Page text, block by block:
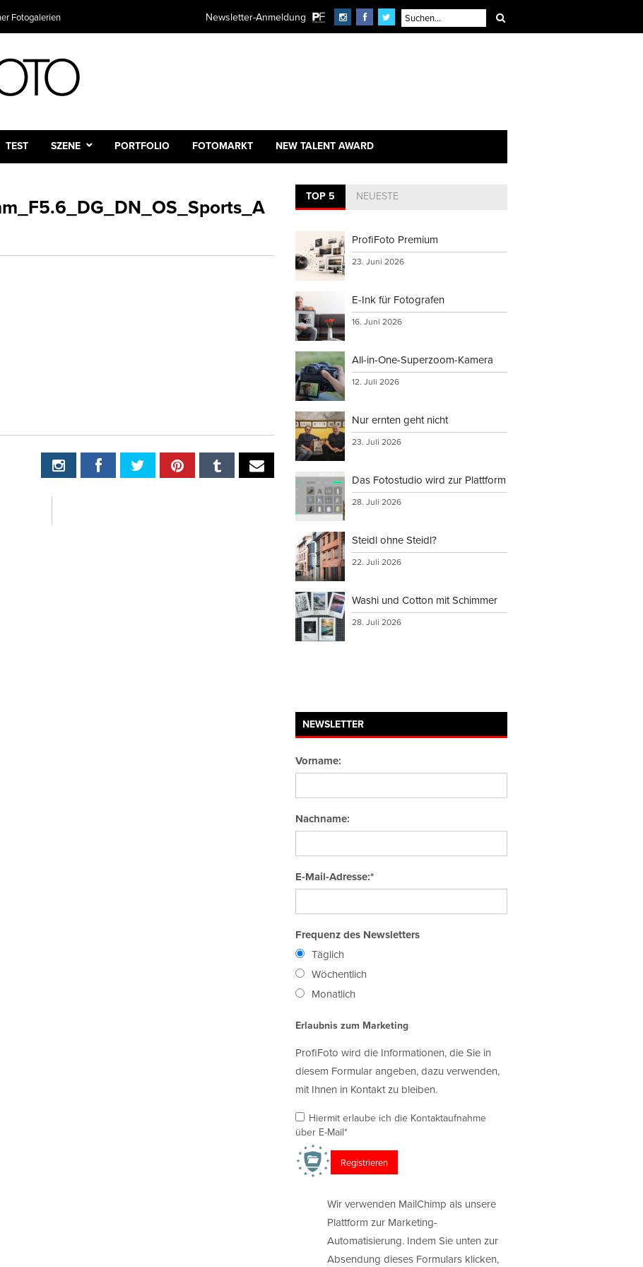
Fotogalerien Newsletter-Anmeldung
TEST SZENE PORTFOLIO FOTOMARKT NEW TALENT AWARD
TOP 5 NEUESTE
ProfiFoto Premium
23. Juni 2026
E-Ink für Fotografen
16. Juni 2026
All-in-One-Superzoom-Kamera
12. Juli 2026
Nur ernten geht nicht
23. Juli 2026
Das Fotostudio wird zur Plattform
28. Juli 2026
Steidl ohne Steidl?
22. Juli 2026
Washi und Cotton mit Schimmer
28. Juli 2026
NEWSLETTER
Vorname:
Nachname:
E-Mail-Adresse:*
Frequenz des Newsletters
Täglich
Wöchentlich
Monatlich
Erlaubnis zum Marketing
ProfiFoto wird die Informationen, die Sie in
diesem Formular angeben, dazu verwenden,
mit Ihnen in Kontakt zu bleiben.
Hiermit erlaube ich die Kontaktaufnahme
über E-Mail*
Wir verwenden MailChimp als unsere
Plattform zur Marketing-
Automatisierung. Indem Sie unten zur
Absendung dieses Formulars klicken,